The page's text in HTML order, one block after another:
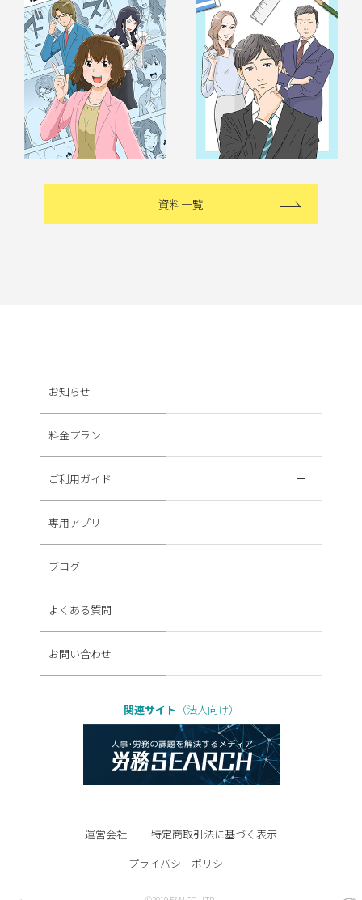
資料一覧
お知らせ
料金プラン
ご利用ガイド
専用アプリ
ブログ
よくある質問
お問い合わせ
関連サイト （法人向け）
運営会社
特定商取引法に基づく表示
プライバシーポリシー